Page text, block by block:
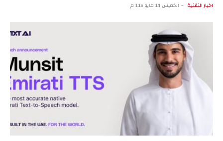
اخبار التقنية الخميس 14 مايو 1:16 م